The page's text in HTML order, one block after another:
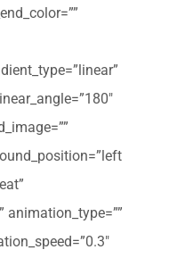
animation_type=””